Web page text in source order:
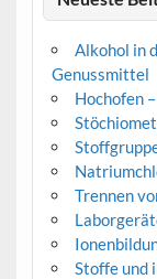
Alkohol in
Genussmittel
Hochofen
Trennen
Stoffe und